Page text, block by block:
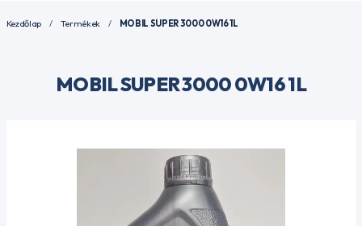
Kezdőlap Termékek MOBIL SUPER 3000 0W16 1L
MOBIL SUPER 3000 0W16 1L